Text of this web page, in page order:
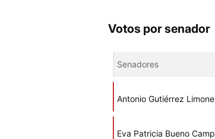
Votos por senador
Senadores
Antonio Gutiérrez
Eva Patricia Bueno